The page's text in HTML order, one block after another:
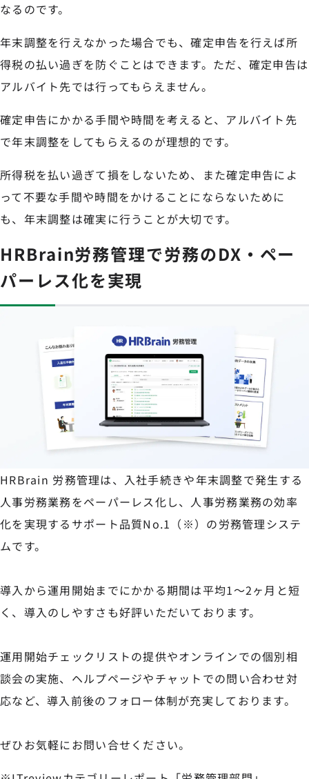
なるのです。
年末調整を行えなかった場合でも、確定申告を行えば所
得税の払い過ぎを防ぐことはできます。ただ、確定申告は
アルバイト先では行ってもらえません。
確定申告にかかる手間や時間を考えると、アルバイト先
で年末調整をしてもらえるのが理想的です。
所得税を払い過ぎて損をしないため、また確定申告によ
って不要な手間や時間をかけることにならないために
も、年末調整は確実に行うことが大切です。
HRBrain労務管理で労務のDX・ペー
パーレス化を実現
HRBrain 労務管理は、入社手続きや年末調整で発生する
人事労務業務をペーパーレス化し、人事労務業務の効率
化を実現するサポート品質No.1（※）の労務管理システ
ムです。
導入から運用開始までにかかる期間は平均1〜2ヶ月と短
く、導入のしやすさも好評いただいております。
運用開始チェックリストの提供やオンラインでの個別相
談会の実施、ヘルプページやチャットでの問い合わせ対
応など、導入前後のフォロー体制が充実しております。
ぜひお気軽にお問い合せください。